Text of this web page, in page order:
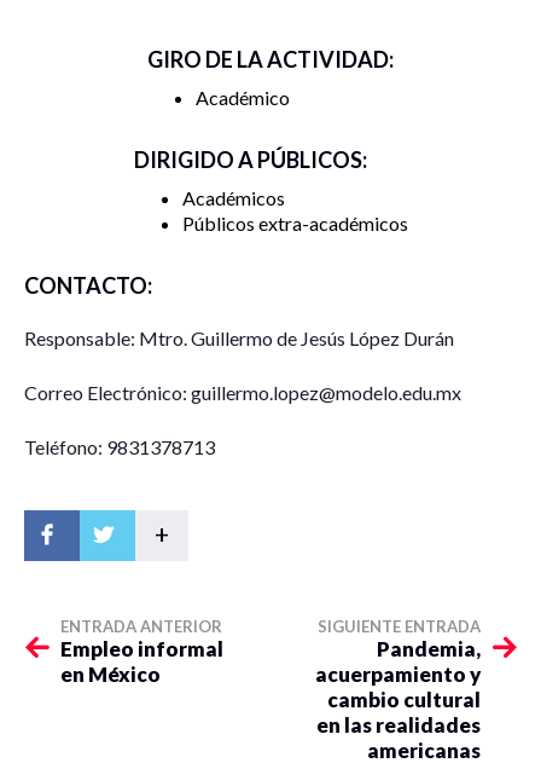
GIRO DE LA ACTIVIDAD:
Académico
DIRIGIDO A PÚBLICOS:
Académicos
Públicos extra-académicos
CONTACTO:
Responsable: Mtro. Guillermo de Jesús López Durán
Correo Electrónico: guillermo.lopez@modelo.edu.mx
Teléfono: 9831378713
+
ENTRADA ANTERIOR
Empleo informal
en México
SIGUIENTE ENTRADA
Pandemia,
acuerpamiento y
cambio cultural
en las realidades
americanas